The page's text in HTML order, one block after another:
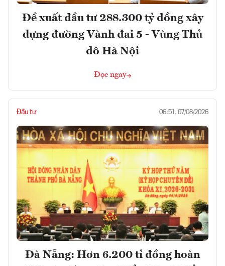
Đề xuất đầu tư 288.300 tỷ đồng xây
dựng đường Vành đai 5 - Vùng Thủ
đô Hà Nội
Đọc ngay
Đầu tư 06:51, 07/08/2026
Đà Nẵng: Hơn 6.200 tỉ đồng hoàn